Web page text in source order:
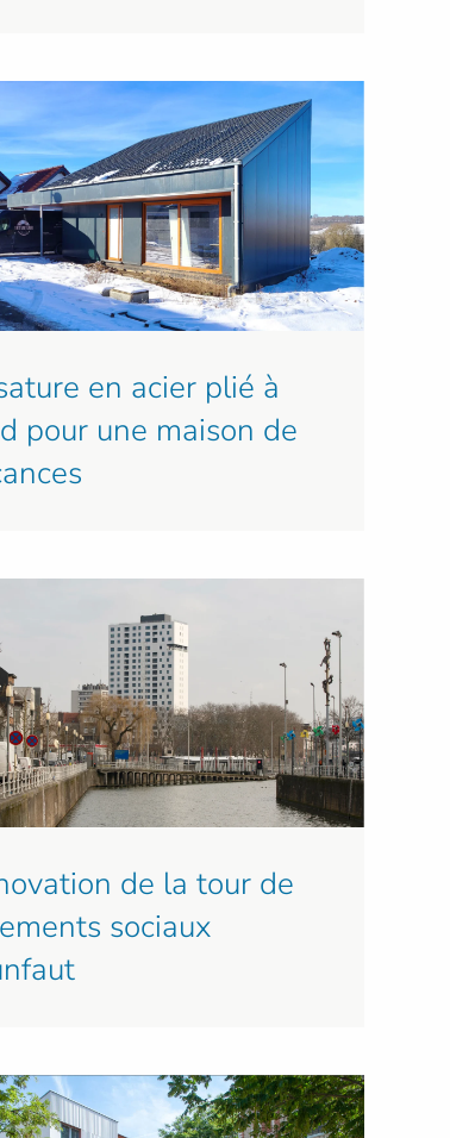
en acier plié à
pour une maison de
de la tour de
sociaux